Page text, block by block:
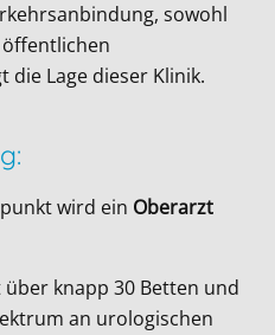
sowohl
Lage dieser Klinik.
wird ein Oberarzt
knapp 30 Betten und
an urologischen